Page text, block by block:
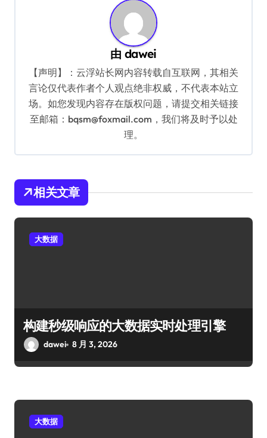
由dawei
【声明】：云浮站长网内容转载自互联网，其相关
言论仅代表作者个人观点绝非权威，不代表本站立
场。如您发现内容存在版权问题，请提交相关链接
至邮箱：bqsm@foxmail.com，我们将及时予以处
理。
相关文章
大数据
构建秒级响应的大数据实时处理引擎
dawei 8 月 3, 2026
大数据